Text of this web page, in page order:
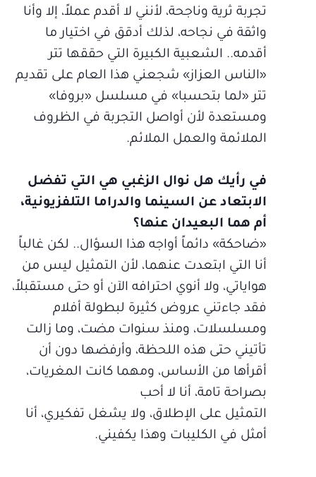
تجربة ثرية وناجحة، لأنني لا أقدم عملاً، إلا وأنا
واثقة في نجاحه، لذلك أدقق في اختيار ما
أقدمه.. الشعبية الكبيرة التي حققها تتر
«الناس العزاز» شجعني هذا العام على تقديم
تتر «لما بتحسبا» في مسلسل «بروفا»
ومستعدة لأن أواصل التجربة في الظروف
الملائمة والعمل الملائم.
في رأيك هل نوال الزغبي هي التي تفضل
الابتعاد عن السينما والدراما التلفزيونية،
أم هما البعيدان عنها؟
«ضاحكة» دائماً أواجه هذا السؤال.. لكن غالباً
أنا التي ابتعدت عنهما، لأن التمثيل ليس من
هواياتي، ولا أنوي احترافه الآن أو حتى مستقبلاً،
فقد جاءتني عروض كثيرة لبطولة أفلام
ومسلسلات، ومنذ سنوات مضت، وما زالت
تأتيني حتى هذه اللحظة، وأرفضها دون أن
أقرأها من الأساس، ومهما كانت المغريات،
بصراحة تامة، أنا لا أحب
التمثيل على الإطلاق، ولا يشغل تفكيري، أنا
أمثل في الكليبات وهذا يكفيني.